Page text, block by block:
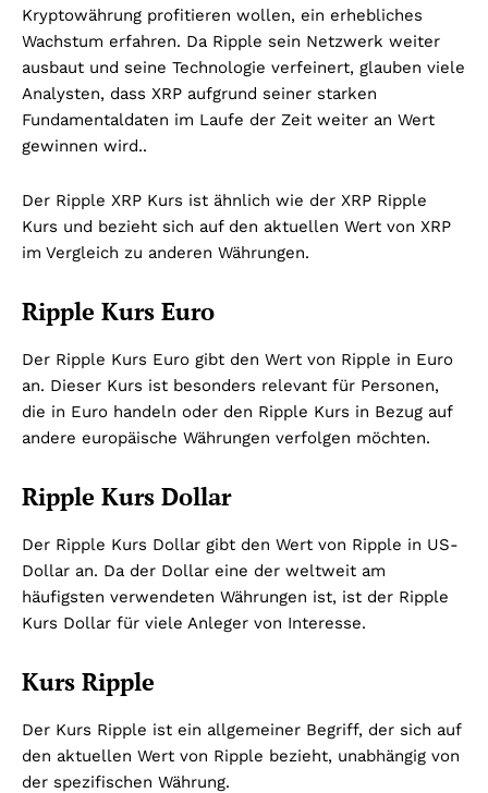
Kryptowährung profitieren wollen, ein erhebliches
Wachstum erfahren. Da Ripple sein Netzwerk weiter
ausbaut und seine Technologie verfeinert, glauben viele
Analysten, dass XRP aufgrund seiner starken
Fundamentaldaten im Laufe der Zeit weiter an Wert
gewinnen wird..
Der Ripple XRP Kurs ist ähnlich wie der XRP Ripple
Kurs und bezieht sich auf den aktuellen Wert von XRP
im Vergleich zu anderen Währungen.
Ripple Kurs Euro
Der Ripple Kurs Euro gibt den Wert von Ripple in Euro
an. Dieser Kurs ist besonders relevant für Personen,
die in Euro handeln oder den Ripple Kurs in Bezug auf
andere europäische Währungen verfolgen möchten.
Ripple Kurs Dollar
Der Ripple Kurs Dollar gibt den Wert von Ripple in US-
Dollar an. Da der Dollar eine der weltweit am
häufigsten verwendeten Währungen ist, ist der Ripple
Kurs Dollar für viele Anleger von Interesse.
Kurs Ripple
Der Kurs Ripple ist ein allgemeiner Begriff, der sich auf
den aktuellen Wert von Ripple bezieht, unabhängig von
der spezifischen Währung.